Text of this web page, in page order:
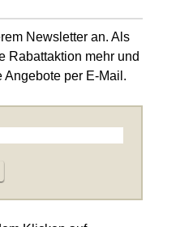
Newsletter an. Als
Rabattaktion mehr und
per E-Mail.